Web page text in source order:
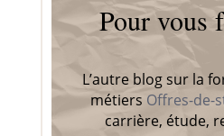
Pour vous
L’autre blog sur la
métiers Offres-de-
carrière, étude,